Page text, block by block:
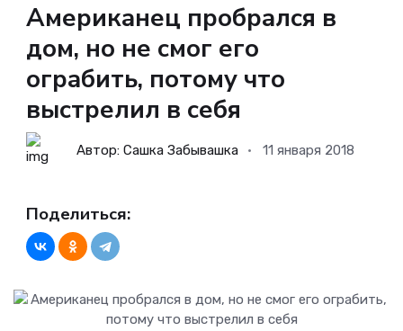
Американец пробрался в
дом, но не смог его
ограбить, потому что
выстрелил в себя
Автор: Сашка Забывашка 11 января 2018
Поделиться: